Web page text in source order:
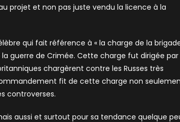
projet et non pas juste vendu la licence à la
qui fait référence à « la charge de la
guerre de Crimée. Cette charge fut dirigée par
chargèrent contre les Russes très
fit de cette charge non
controverses.
aussi et surtout pour sa tendance quelque